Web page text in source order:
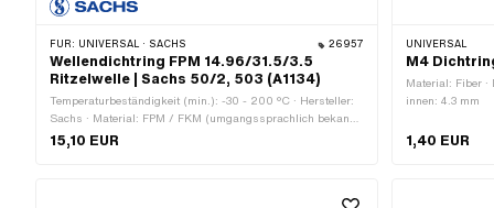
FÜR: UNIVERSAL · SACHS 26957
Wellendichtring FPM 14.96/31.5/3.5
Ritzelwelle | Sachs 50/2, 503 (A1134)
Temperaturbeständigkeit (min.): -30 - 200 °C · Hersteller:
Sachs · Material: FPM / FKM (umgangssprachlich bekannt
als Viton) · Verwendungsort: Ritzelwelle · Ø innen: 14.96
15,10 EUR
UNIVERSAL
M4
Material: Fiber ·
innen: 4.3 mm
1,40 EUR